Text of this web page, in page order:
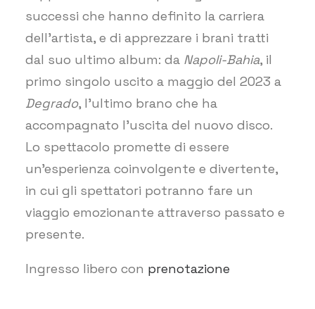
successi che hanno definito la carriera
dell’artista, e di apprezzare i brani tratti
dal suo ultimo album: da Napoli-Bahia, il
primo singolo uscito a maggio del 2023 a
Degrado, l’ultimo brano che ha
accompagnato l’uscita del nuovo disco.
Lo spettacolo promette di essere
un’esperienza coinvolgente e divertente,
in cui gli spettatori potranno fare un
viaggio emozionante attraverso passato e
presente.​​
Ingresso libero con prenotazione